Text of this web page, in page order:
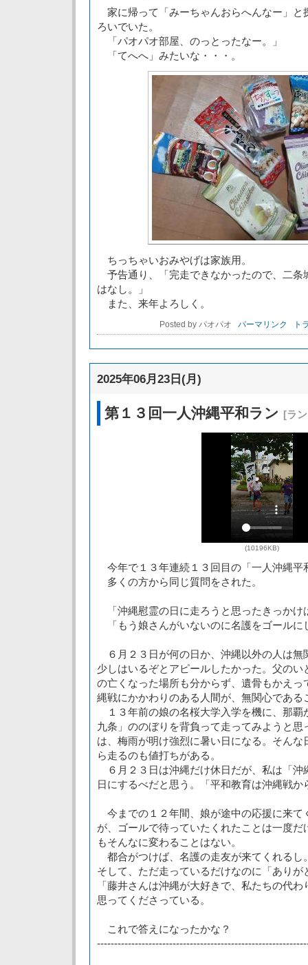
家に帰って「みーちゃんおらへんなー」と
ろいでいた。
「パオパオ部屋、のっとったなー。」
「てへへ」みたいな・・・。
ちっちゃいおみやげは家族用。
予告通り、「完走できなかったので、二条
はなし。」
また、来年よろしく。
Posted by パオパオ パーマリンク ト
2025年06月23日(月)
第１３回一人沖縄平和ラン [ラ
(10196KB)
今年で１３年連続１３回目の「一人沖縄平
多くの方から同じ質問をされた。
「沖縄慰霊の日に走ろうと思ったきっかけ
「もう娘さんがいないのに名護をゴールに
６月２３日が何の日か、沖縄以外の人は無
少しはいるぞとアピールしたかった。父の
の亡くなった場所も分からず、遺骨もかえっ
縄戦にかかわりのある人間が、無関心である
１３年前の娘の名桜大学入学を機に、那覇
九条」ののぼりを背負って走ってみようと思
は、梅雨が明け強烈に暑い日になる。そん
ら走るのも値打ちがある。
６月２３日は沖縄だけ休日だが、私は「沖
日にするべだと思う。「平和教育は沖縄戦か
今までの１２年間、娘が途中の応援に来て
が、ゴールで待っていたくれたことは一度
もそんなに変わることはない。
都合がつけば、名護の走友が来てくれるし
そして、ただ走っているだけなのに「あり
「藤井さんは沖縄が大好きで、私たちの代
思ってくださっている。
これで答えになったかな？